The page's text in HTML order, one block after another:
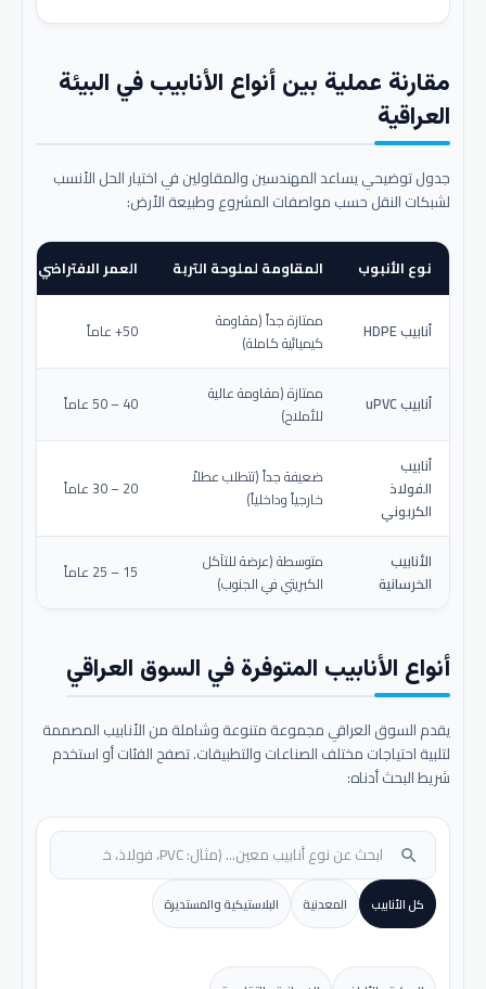
مقارنة عملية بين أنواع الأنابيب في البيئة
العراقية
جدول توضيحي يساعد المهندسين والمقاولين في اختيار الحل الأنسب
لشبكات النقل حسب مواصفات المشروع وطبيعة الأرض:
نوع الأنبوب المقاومة لملوحة التربة العمر الافتراضي
أنابيب HDPE
ممتازة جداً (مقاومة
كيميائية كاملة)
50+ عاماً
أنابيب uPVC
ممتازة (مقاومة عالية
للأملاح)
40 – 50 عاماً
أنابيب
الفولاذ
الكربوني
ضعيفة جداً (تتطلب عطلاً
خارجياً وداخلياً)
20 – 30 عاماً
الأنابيب
الخرسانية
متوسطة (عرضة للتآكل
الكبريتي في الجنوب)
15 – 25 عاماً
أنواع الأنابيب المتوفرة في السوق العراقي
يقدم السوق العراقي مجموعة متنوعة وشاملة من الأنابيب المصممة
لتلبية احتياجات مختلف الصناعات والتطبيقات. تصفح الفئات أو استخدم
شريط البحث أدناه:
search
كل الأنابيب المعدنية البلاستيكية والمستديرة